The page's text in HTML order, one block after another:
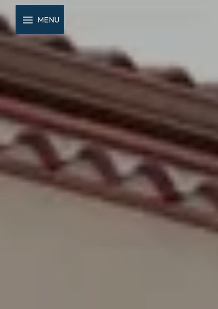
MENU
Panneau de gestion des cookies